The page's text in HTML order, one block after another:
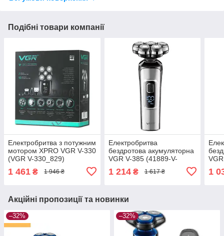
Подібні товари компанії
Електробритва з потужним
мотором XPRO VGR V-330
(VGR V-330_829)
1 461 ₴ 1 946 ₴
Електробритва
бездротова акумуляторна
VGR V-385 (41889-V-
1 214₴ 1 617 ₴ 1
Акційні пропозиції та новинки
–32% –32%